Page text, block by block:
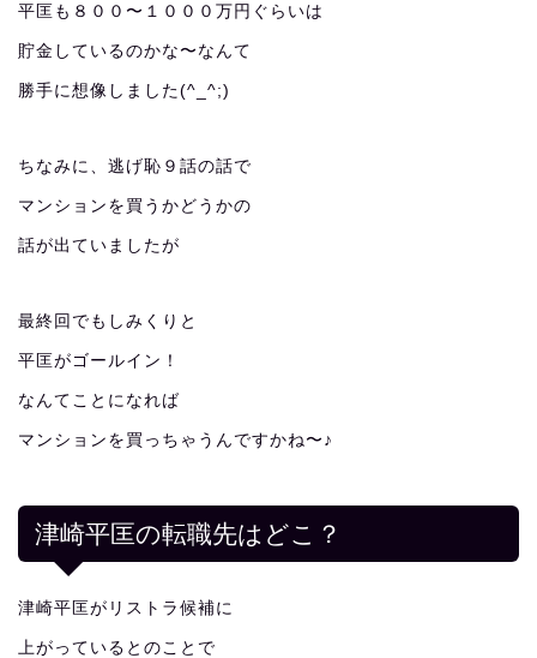
平匡も８００〜１０００万円ぐらいは
貯金しているのかな〜なんて
勝手に想像しました(^_^;)
ちなみに、逃げ恥９話の話で
マンションを買うかどうかの
話が出ていましたが
最終回でもしみくりと
平匡がゴールイン！
なんてことになれば
マンションを買っちゃうんですかね〜♪
津崎平匡の転職先はどこ？
津崎平匡がリストラ候補に
上がっているとのことで